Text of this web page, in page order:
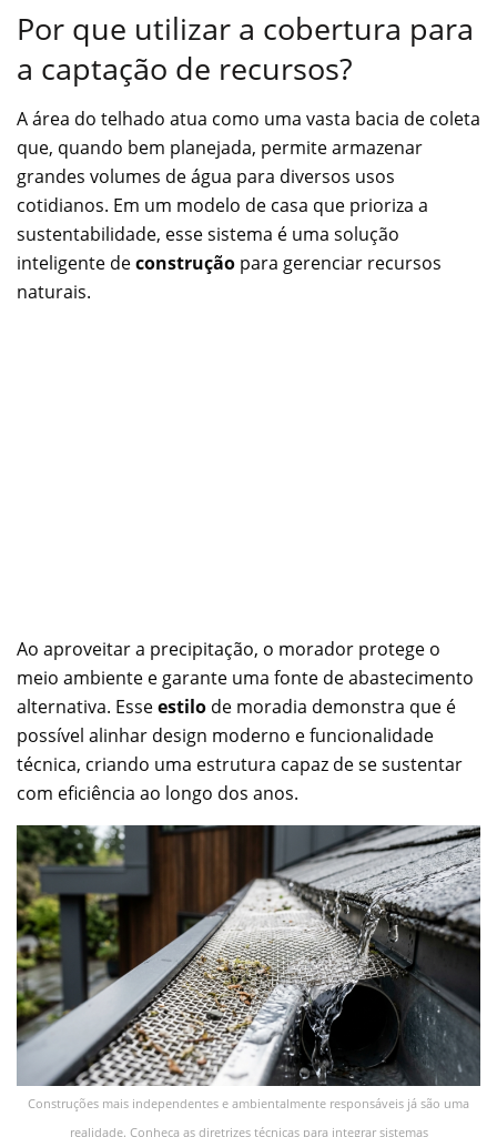
Por que utilizar a cobertura para
a captação de recursos?
A área do telhado atua como uma vasta bacia de coleta
que, quando bem planejada, permite armazenar
grandes volumes de água para diversos usos
cotidianos. Em um modelo de casa que prioriza a
sustentabilidade, esse sistema é uma solução
inteligente deconstrução para gerenciar recursos
naturais.
Ao aproveitar a precipitação, o morador protege o
meio ambiente e garante uma fonte de abastecimento
alternativa. Esseestilo de moradia demonstra que é
possível alinhar design moderno e funcionalidade
técnica, criando uma estrutura capaz de se sustentar
com eficiência ao longo dos anos.
Construções mais independentes e ambientalmente responsáveis já são uma
realidade. Conheça as diretrizes técnicas para integrar sistemas